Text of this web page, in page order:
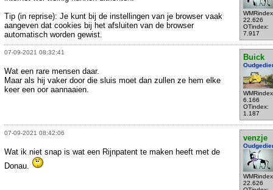
22.626
OTindex:
7.917
Tip (in reprise): Je kunt bij de instellingen van je browser vaak
aangeven dat cookies bij het afsluiten van de browser
automatisch worden gewist.
07-09-2021 08:32:41
Buick
6.166
OTindex:
1.187
Wat een rare mensen daar.
Maar als hij vaker door die sluis moet dan zullen ze hem elke
keer een oor aannaaien.
07-09-2021 08:42:06
venzje
22.626
Wat ik niet snap is wat een Rijnpatent te maken heeft met de
Donau.